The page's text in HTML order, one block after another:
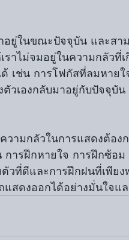
อยู่ในขณะปัจจุบัน และส
ราไม่จมอยู่ในความกลัว
เช่น การโฟกัสที่ลมหาย
ตัวเองกลับมาอยู่กับปัจจุบัน
การฝึกหายใจ การฝึกซ้อ
ตัวที่ดีและการฝึกฝนที่เพีย
แสดงออกได้อย่างมั่นใจแ